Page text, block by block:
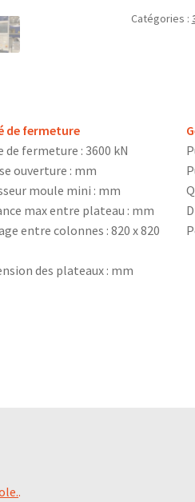
Catégories :
de fermeture
de fermeture : 3600 kN
ouverture : mm
moule mini : mm
max entre plateau : mm
entre colonnes : 820 x 820
des plateaux : mm
.